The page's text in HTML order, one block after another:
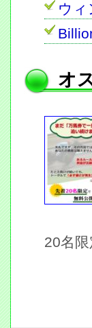
ウィ
オ
20名